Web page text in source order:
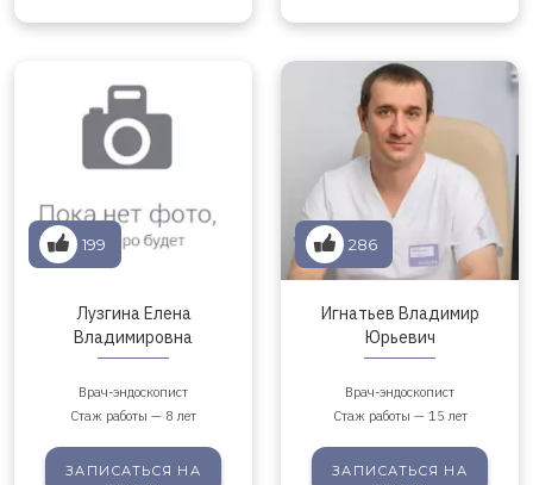
199
Лузгина Елена
Владимировна
Врач-эндоскопист
Стаж работы — 8 лет
ЗАПИСАТЬСЯ НА
286
Игнатьев Владимир
Юрьевич
Врач-эндоскопист
Стаж работы — 15 лет
ЗАПИСАТЬСЯ НА